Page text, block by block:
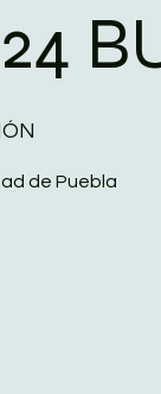
de Puebla